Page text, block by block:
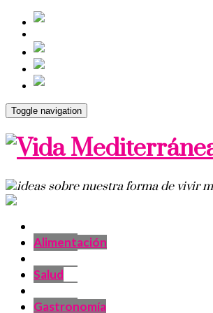
Toggle navigation
Alimentación
Salud
Gastronomía